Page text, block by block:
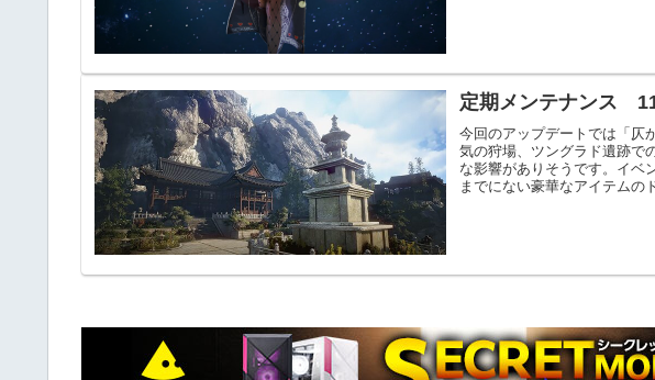
定期メンテナンス
今回のアップデートでは「仄
気の狩場、ツングラド遺跡で
な影響がありそうです。イベ
までにない豪華なアイテムの